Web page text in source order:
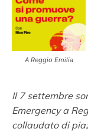
A Reggio Emilia
Il 7 settembre
Emergency a
collaudato di